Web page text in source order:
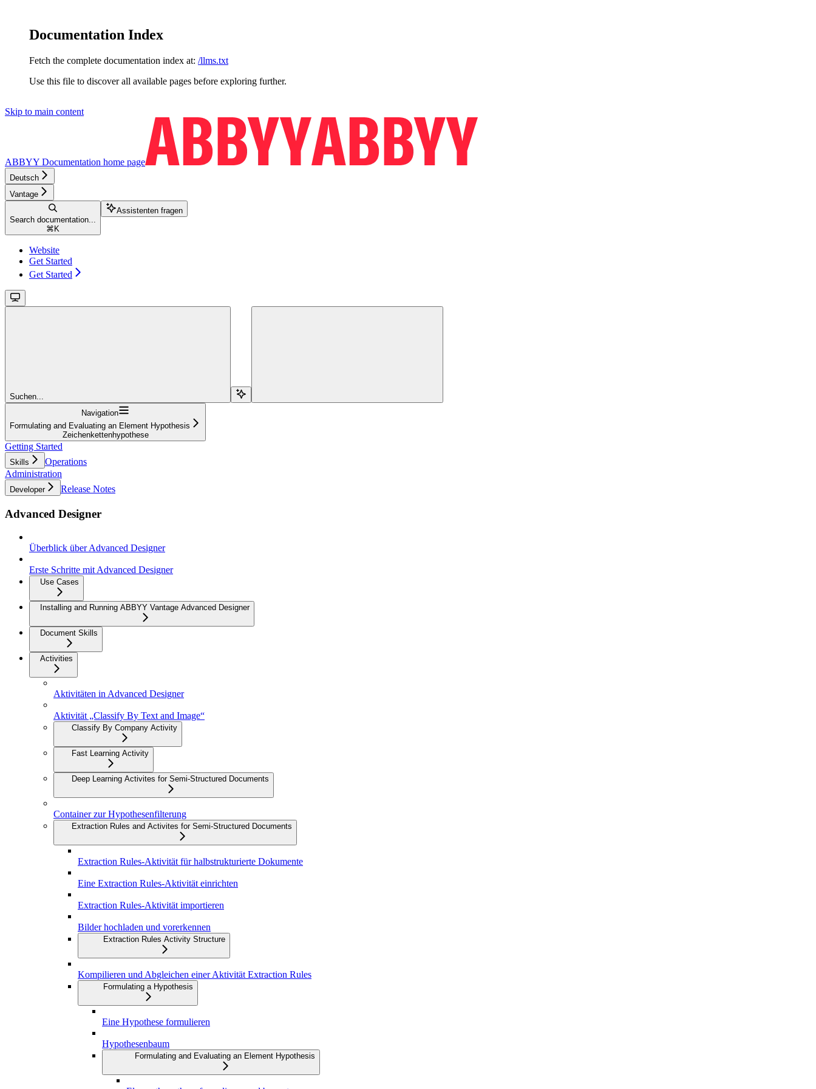
Documentation Index
Fetch the complete documentation index at: /llms.txt
Use this file to discover all available pages before exploring further.
Skip to main content
ABBYY Documentation home page
Deutsch
Vantage
Search documentation...
⌘ K
Assistenten fragen
Website
Get Started
Get Started
Suchen...
Navigation
Formulating and Evaluating an Element Hypothesis
Zeichenkettenhypothese
Getting Started
Skills
Operations
Administration
Developer Release Notes
Advanced Designer
Überblick über Advanced Designer
Erste Schritte mit Advanced Designer
Use Cases
Installing and Running ABBYY Vantage Advanced Designer
Document Skills
Activities
Aktivitäten in Advanced Designer
Aktivität „Classify By Text and Image“
Classify By Company Activity
Fast Learning Activity
Deep Learning Activites for Semi-Structured Documents
Container zur Hypothesenfilterung
Extraction Rules and Activites for Semi-Structured Documents
Extraction Rules-Aktivität für halbstrukturierte Dokumente
Eine Extraction Rules-Aktivität einrichten
Extraction Rules-Aktivität importieren
Bilder hochladen und vorerkennen
Extraction Rules Activity Structure
Kompilieren und Abgleichen einer Aktivität Extraction Rules
Formulating a Hypothesis
Eine Hypothese formulieren
Hypothesenbaum
Formulating and Evaluating an Element Hypothesis